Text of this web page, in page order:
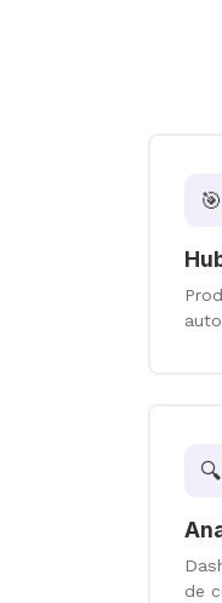
🎯
🔍
de